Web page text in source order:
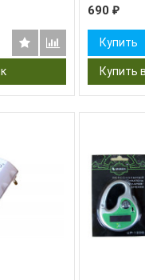
690 ₽
Купить